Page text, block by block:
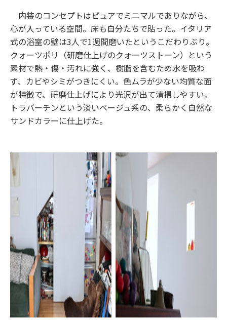
内装のコンセプトはピュアでミニマルでありながら、
心が入っている空間。床も自分たちで貼った。イタリア
式の浴室の壁は3人で1週間磨いたというこだわりぶり。
クォーツポリ（研磨仕上げのクォーツストーン）という
素材で熱・傷・汚れに強く、樹脂を含むため水を吸わ
ず、カビやシミがつきにくい。色ムラが少ない均質な面
が特徴で、研磨仕上げにより光沢が出て清掃しやすい。
トラバーチンという淡いベージュ系の、柔らかく自然な
サンドカラーに仕上げた。